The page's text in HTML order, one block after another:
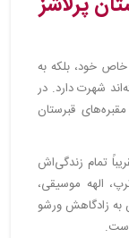
خاص خود، بلکه به
شهرت دارد. در
قبرستان
تمام زندگی‌اش
الهه موسیقی،
زادگاهش ورشو
است.